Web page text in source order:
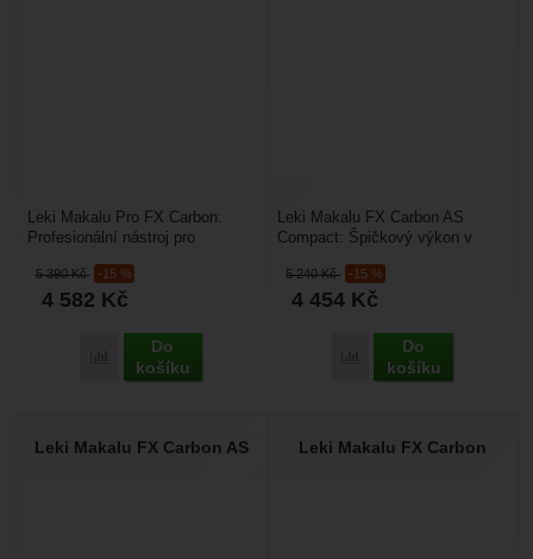
5 390Kč -15 %
4 582 Kč
Přidat 'Leki Makalu Pro FX Carbon' k porovnání
Do
košíku
Leki Makalu Pro FX Carbon:
Profesionální nástroj pro
s přívlastkem "Pro"...
5 240Kč -15 %
4 454 Kč
Přidat 'Leki Makalu FX
Do
košíku
Leki Makalu FX Carbon AS
Compact: Špičkový výkon v
Carbon AS Compact je...
Leki Makalu FX Carbon AS Leki Makalu FX Carbon